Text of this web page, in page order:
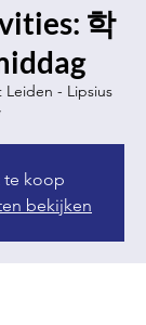
학
Leiden - Lipsius
te koop
bekijken